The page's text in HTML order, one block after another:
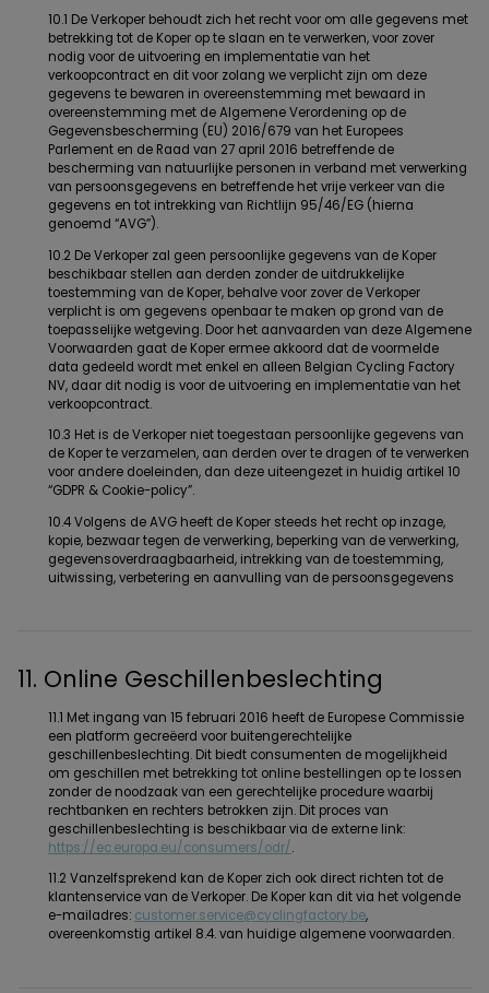
10.1 De Verkoper behoudt zich het recht voor om alle gegevens met
betrekking tot de Koper op te slaan en te verwerken, voor zover
nodig voor de uitvoering en implementatie van het
verkoopcontract en dit voor zolang we verplicht zijn om deze
gegevens te bewaren in overeenstemming met bewaard in
overeenstemming met de Algemene Verordening op de
Gegevensbescherming (EU) 2016/679 van het Europees
Parlement en de Raad van 27 april 2016 betreffende de
bescherming van natuurlijke personen in verband met verwerking
van persoonsgegevens en betreffende het vrije verkeer van die
gegevens en tot intrekking van Richtlijn 95/46/EG (hierna
genoemd “AVG”).
10.2 De Verkoper zal geen persoonlijke gegevens van de Koper
beschikbaar stellen aan derden zonder de uitdrukkelijke
toestemming van de Koper, behalve voor zover de Verkoper
verplicht is om gegevens openbaar te maken op grond van de
toepasselijke wetgeving. Door het aanvaarden van deze Algemene
Voorwaarden gaat de Koper ermee akkoord dat de voormelde
data gedeeld wordt met enkel en alleen Belgian Cycling Factory
NV, daar dit nodig is voor de uitvoering en implementatie van het
verkoopcontract.
10.3 Het is de Verkoper niet toegestaan persoonlijke gegevens van
de Koper te verzamelen, aan derden over te dragen of te verwerken
voor andere doeleinden, dan deze uiteengezet in huidig artikel 10
“GDPR & Cookie-policy”.
10.4 Volgens de AVG heeft de Koper steeds het recht op inzage,
kopie, bezwaar tegen de verwerking, beperking van de verwerking,
gegevensoverdraagbaarheid, intrekking van de toestemming,
uitwissing, verbetering en aanvulling van de persoonsgegevens
11. Online Geschillenbeslechting
11.1 Met ingang van 15 februari 2016 heeft de Europese Commissie
een platform gecreëerd voor buitengerechtelijke
geschillenbeslechting. Dit biedt consumenten de mogelijkheid
om geschillen met betrekking tot online bestellingen op te lossen
zonder de noodzaak van een gerechtelijke procedure waarbij
rechtbanken en rechters betrokken zijn. Dit proces van
geschillenbeslechting is beschikbaar via de externe link:
https://ec.europa.eu/consumers/odr/.
11.2 Vanzelfsprekend kan de Koper zich ook direct richten tot de
klantenservice van de Verkoper. De Koper kan dit via het volgende
e-mailadres: customer.service@cyclingfactory.be,
overeenkomstig artikel 8.4. van huidige algemene voorwaarden.